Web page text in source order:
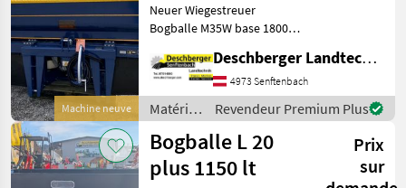
Machine neuve
Neuer Wiegestreuer
Bogballe M35W base 1800 -
E2T Streuflügel 20-24mt -
Bedienung Isobus oder
Totz - Beleuchtung LED -
Plane M
Deschberger Landtechnik GmbH
4973 Senftenbach
Matériels
de
fertilisation
et
irrigation
Revendeur Premium Plus
Bogballe L 20
plus 1150 lt
Prix
sur